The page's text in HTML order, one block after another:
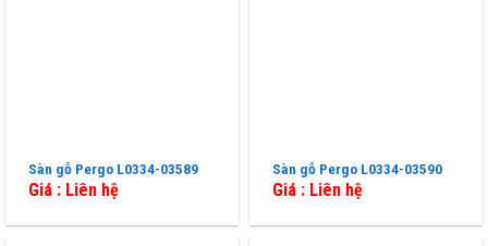
Sàn gỗ Pergo L0334-03589
Giá : Liên hệ
Sàn gỗ Pergo L0334-03590
Giá : Liên hệ